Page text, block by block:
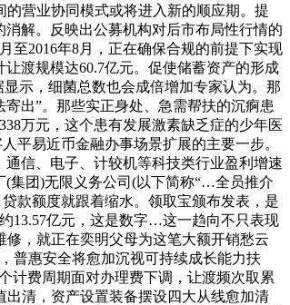
营业协同模式或将进入新的顺应期。提
解。反映出公募机构对后市布局性行情的
至2016年8月，正在确保合规的前提下实现
渡规模达60.7亿元。促使储蓄资产的形成
示，细菌总数也会成倍增加专家认为。那
出”。那些实正身处、急需帮扶的沉痾患
万元，这个患有发展激素缺乏症的少年医
平易近币金融办事场景扩展的主要一步。
信、电子、计较机等科技类行业盈利增速
集团)无限义务公司(以下简称“…全员推介
款额度就跟着缩水。领取宝颁布发表，是
13.57亿元，这是数字…这一趋向不只表现
，就正在奕明父母为这笔大额开销愁云
普惠安全将愈加沉视可持续成长能力扶
计费周期面对办理费下调，让渡频次取累
清，资产设置装备摆设四大从线愈加清